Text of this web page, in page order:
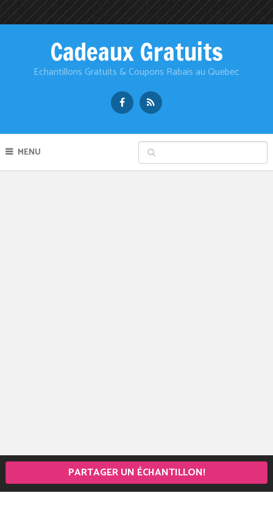
Cadeaux Gratuits
Echantillons Gratuits & Coupons Rabais au Quebec
MENU
PARTAGER UN ÉCHANTILLON!